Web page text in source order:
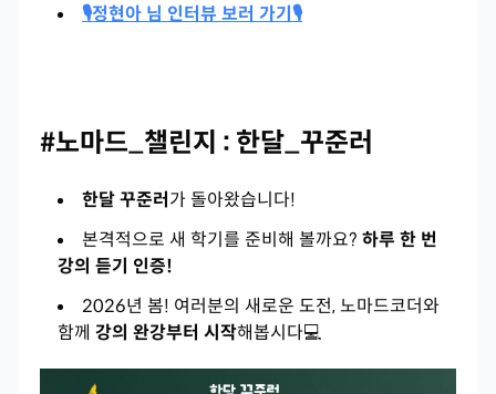
🎙️정현아 님 인터뷰 보러 가기🎙️
#노마드_챌린지 : 한달_꾸준러
한달 꾸준러가 돌아왔습니다!
본격적으로 새 학기를 준비해 볼까요? 하루 한 번
강의 듣기 인증!
2026년 봄! 여러분의 새로운 도전, 노마드코더와
함께 강의 완강부터 시작해봅시다💻